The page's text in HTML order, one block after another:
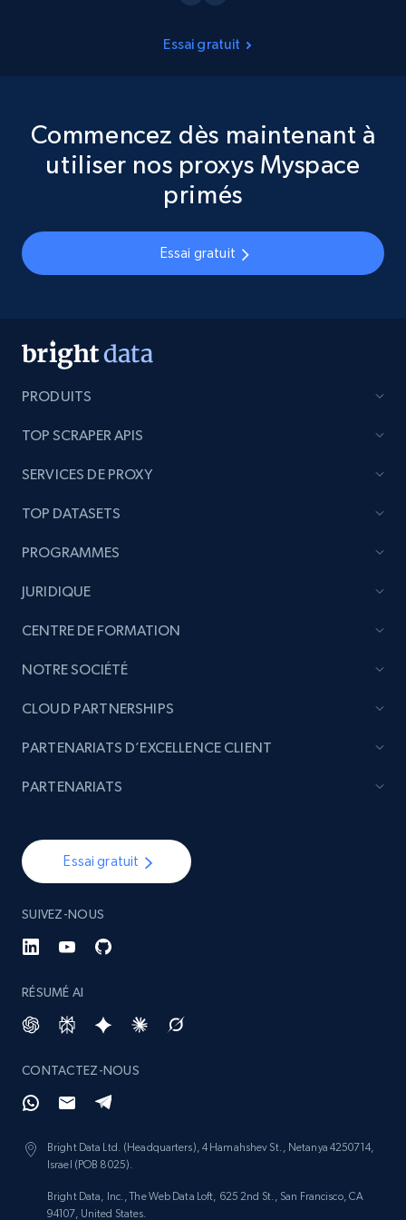
Essai gratuit
Commencez dès maintenant à
utiliser nos proxys Myspace
primés
Essai gratuit
PRODUITS
TOP SCRAPER APIS
SERVICES DE PROXY
TOP DATASETS
PROGRAMMES
JURIDIQUE
CENTRE DE FORMATION
NOTRE SOCIÉTÉ
Essai gratuit
SUIVEZ-NOUS
RÉSUMÉ AI
CONTACTEZ-NOUS
Bright Data Ltd. (Headquarters), 4 Hamahshev St., Netanya 4250714,
Israel (POB 8025).
Bright Data, Inc., The Web Data Loft, 625 2nd St., San Francisco, CA
94107, United States.
CLOUD PARTNERSHIPS
PARTENARIATS D’EXCELLENCE CLIENT
PARTENARIATS